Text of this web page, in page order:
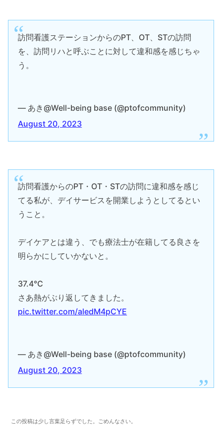
訪問看護ステーションからのPT、OT、STの訪問
を、訪問リハと呼ぶことに対して違和感を感じちゃ
う。
— あき@Well-being base (@ptofcommunity)
August 20, 2023
訪問看護からのPT・OT・STの訪問に違和感を感じ
てる私が、デイサービスを開業しようとしてるとい
うこと。
デイケアとは違う、でも療法士が在籍してる良さを
明らかにしていかないと。
37.4℃
さあ熱がぶり返してきました。
pic.twitter.com/aledM4pCYE
— あき@Well-being base (@ptofcommunity)
August 20, 2023
この投稿は少し言葉足らずでした。ごめんなさい。